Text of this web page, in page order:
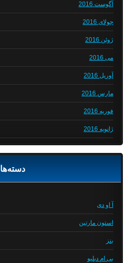
آگوست 2016
جولای 2016
ژوئن 2016
می 2016
آوریل 2016
مارس 2016
فوریه 2016
ژانویه 2016
دسته‌ها
آ او دی
استون مارتین
بنز
بی ام دبلیو